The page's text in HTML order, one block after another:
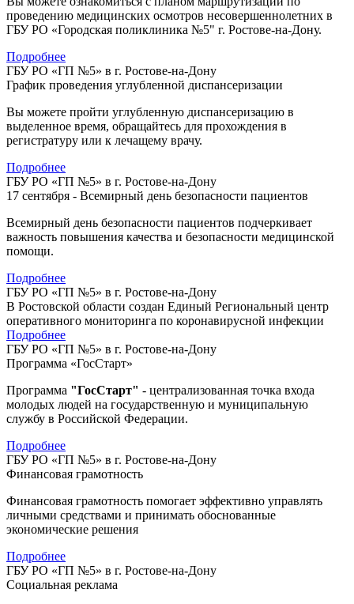
проведению медицинских осмотров несовершеннолетних в
ГБУ РО «Городская поликлиника №5" г. Ростове-на-Дону.
Подробнее
ГБУ РО «ГП №5» в г. Ростове-на-Дону
График проведения углубленной диспансеризации
Вы можете пройти углубленную диспансеризацию в
выделенное время, обращайтесь для прохождения в
регистратуру или к лечащему врачу.
Подробнее
ГБУ РО «ГП №5» в г. Ростове-на-Дону
17 сентября - Всемирный день безопасности пациентов
Всемирный день безопасности пациентов подчеркивает
важность повышения качества и безопасности медицинской
помощи.
Подробнее
ГБУ РО «ГП №5» в г. Ростове-на-Дону
В Ростовской области создан Единый Региональный центр
оперативного мониторинга по коронавирусной инфекции
Подробнее
ГБУ РО «ГП №5» в г. Ростове-на-Дону
Программа «ГосСтарт»
Программа "ГосСтарт" - централизованная точка входа
молодых людей на государственную и муниципальную
службу в Российской Федерации.
Подробнее
ГБУ РО «ГП №5» в г. Ростове-на-Дону
Финансовая грамотность
Финансовая грамотность помогает эффективно управлять
личными средствами и принимать обоснованные
экономические решения
Подробнее
ГБУ РО «ГП №5» в г. Ростове-на-Дону
Социальная реклама